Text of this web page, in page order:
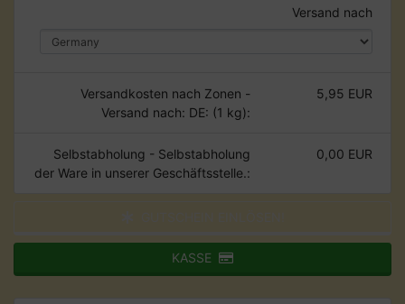
Versand nach
Versandkosten nach Zonen -
Versand nach: DE: (1 kg):
5,95 EUR
Selbstabholung - Selbstabholung
der Ware in unserer Geschäftsstelle.:
0,00 EUR
KASSE